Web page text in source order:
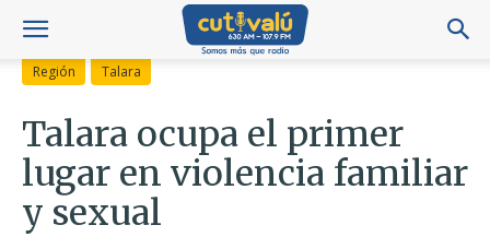
Región Talara
Talara ocupa el primer
lugar en violencia familiar
y sexual